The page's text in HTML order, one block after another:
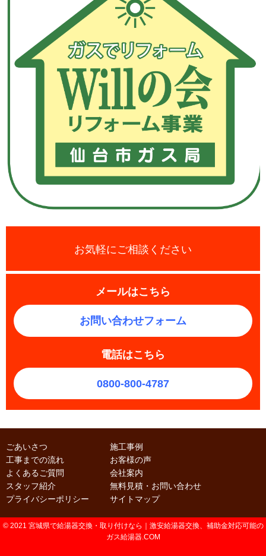
お気軽にご相談ください
メールはこちら
お問い合わせフォーム
電話はこちら
0800-800-4787
ごあいさつ
施工事例
工事までの流れ
お客様の声
よくあるご質問
会社案内
スタッフ紹介
無料見積・お問い合わせ
プライバシーポリシー
サイトマップ
© 2021 宮城県で給湯器交換・取り付けなら｜激安給湯器交換、補助金対応可能の
ガス給湯器.COM